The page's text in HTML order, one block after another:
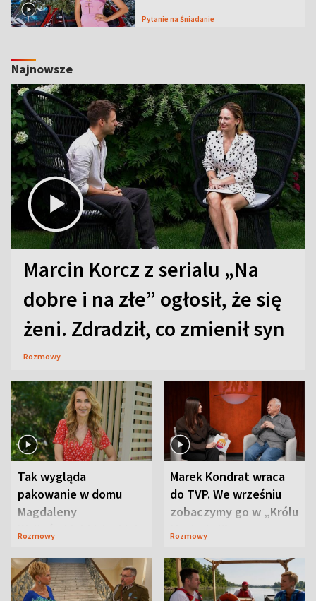
Pytanie na Śniadanie
Najnowsze
Marcin Korcz z serialu „Na
dobre i na złe” ogłosił, że się
żeni. Zdradził, co zmienił syn
Rozmowy
Tak wygląda
pakowanie w domu
Magdaleny
Waligórskiej-Lisieckiej.
Rozmowy
Marek Kondrat wraca
do TVP. We wrześniu
zobaczymy go w „Królu
Maciusiu I”
Rozmowy